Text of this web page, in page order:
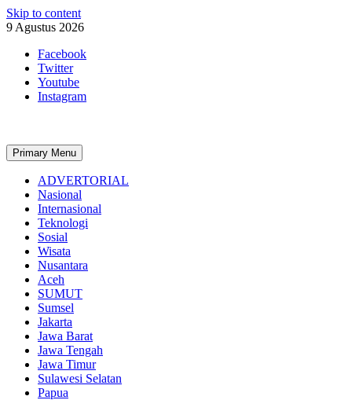
Skip to content
9 Agustus 2026
Facebook
Twitter
Youtube
Instagram
Primary Menu
ADVERTORIAL
Nasional
Internasional
Teknologi
Sosial
Wisata
Nusantara
Aceh
SUMUT
Sumsel
Jakarta
Jawa Barat
Jawa Tengah
Jawa Timur
Sulawesi Selatan
Papua